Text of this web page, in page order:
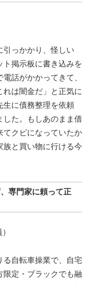
引っかかり、怪しい
ト掲示板に書き込みを
話がかかってきて、
は闇金だ」と正気に
生に債務整理を依頼
した。もしあのまま借
てクビになっていたか
族と買い物に行ける今
専門家に頼って正
自転車操業で、自宅
定・ブラックでも融